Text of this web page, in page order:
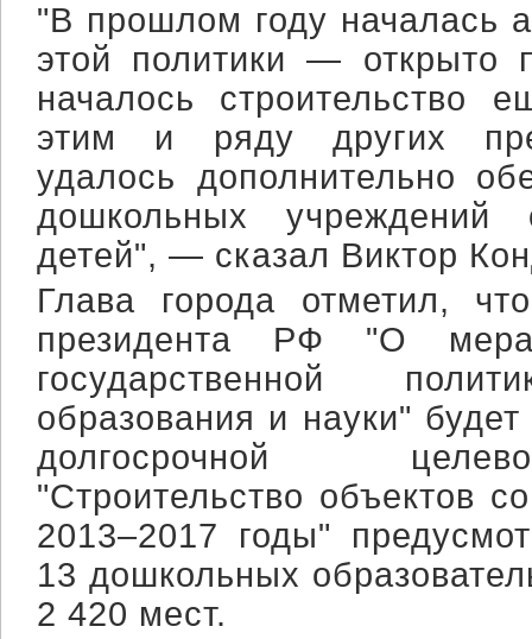
"В прошлом году началась
этой политики — открыто
началось строительство
этим и ряду других
удалось дополнительно
дошкольных учреждений
детей", — сказал Виктор
Глава города отметил,
президента РФ "О
государственной
образования и науки"
долгосрочной
"Строительство объектов
2013–2017 годы"
13 дошкольных
2 420 мест.